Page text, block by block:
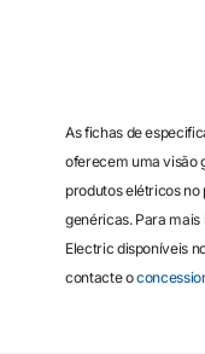
As fichas de
oferecem uma visão
produtos elétricos no
genéricas. Para
Electric disponíveis
contacte o